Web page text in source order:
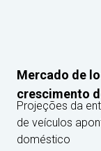
Mercado de
crescimento
Projeções da
de veículos
doméstico